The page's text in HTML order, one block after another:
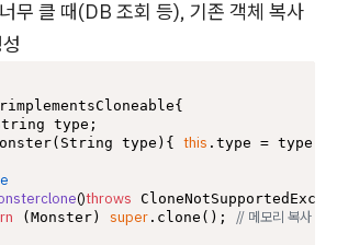
무 클 때(DB 조회 등), 기존 객체 복사
type;
type){
this .type = type;
()throws
(Monster) super .clone(); // 메모리 복사 방